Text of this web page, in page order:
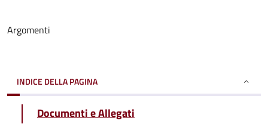
Argomenti
INDICE DELLA PAGINA
Documenti e Allegati